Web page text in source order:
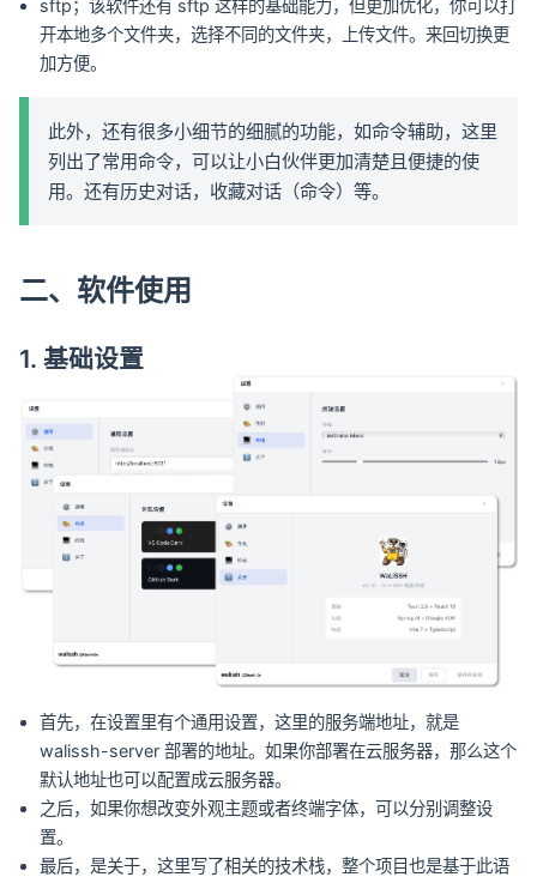
sftp；该软件还有 sftp 这样的基础能力，但更加优化，你可以打
开本地多个文件夹，选择不同的文件夹，上传文件。来回切换更
加方便。
此外，还有很多小细节的细腻的功能，如命令辅助，这里
列出了常用命令，可以让小白伙伴更加清楚且便捷的使
用。还有历史对话，收藏对话（命令）等。
二、软件使用
1. 基础设置
首先，在设置里有个通用设置，这里的服务端地址，就是
walissh-server 部署的地址。如果你部署在云服务器，那么这个
默认地址也可以配置成云服务器。
之后，如果你想改变外观主题或者终端字体，可以分别调整设
置。
最后，是关于，这里写了相关的技术栈，整个项目也是基于此语